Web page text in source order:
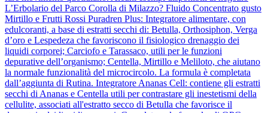
L’Erbolario del Parco Corolla di Milazzo? Fluido Concentrato gusto
Mirtillo e Frutti Rossi Puradren Plus: Integratore alimentare, con
edulcoranti, a base di estratti secchi di: Betulla, Orthosiphon, Verga
d’oro e Lespedeza che favoriscono il fisiologico drenaggio dei
liquidi corporei; Carciofo e Tarassaco, utili per le funzioni
depurative dell’organismo; Centella, Mirtillo e Meliloto, che aiutano
la normale funzionalità del microcircolo. La formula è completata
dall’aggiunta di Rutina. Integratore Ananas Cell: contiene gli estratti
secchi di Ananas e Centella utili per contrastare gli inestetismi della
cellulite, associati all'estratto secco di Betulla che favorisce il